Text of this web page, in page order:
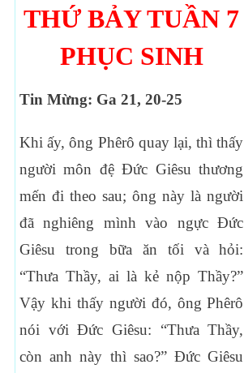
THỨ BẢY TUẦN 7
PHỤC SINH
Tin Mừng: Ga 21, 20-25
Khi ấy, ông Phêrô quay lại, thì thấy
người môn đệ Ðức Giêsu thương
mến đi theo sau; ông này là người
đã nghiêng mình vào ngực Ðức
Giêsu trong bữa ăn tối và hỏi:
“Thưa Thầy, ai là kẻ nộp Thầy?”
Vậy khi thấy người đó, ông Phêrô
nói với Ðức Giêsu: “Thưa Thầy,
còn anh này thì sao?” Ðức Giêsu